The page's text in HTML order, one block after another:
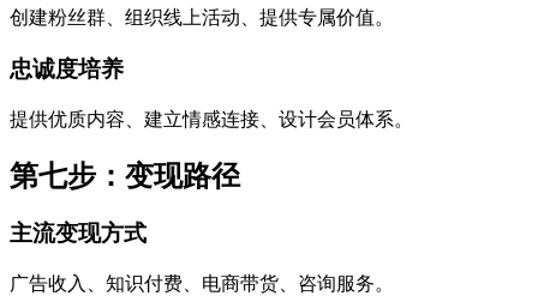
创建粉丝群、组织线上活动、提供专属价值。
忠诚度培养
提供优质内容、建立情感连接、设计会员体系。
第七步：变现路径
主流变现方式
广告收入、知识付费、电商带货、咨询服务。